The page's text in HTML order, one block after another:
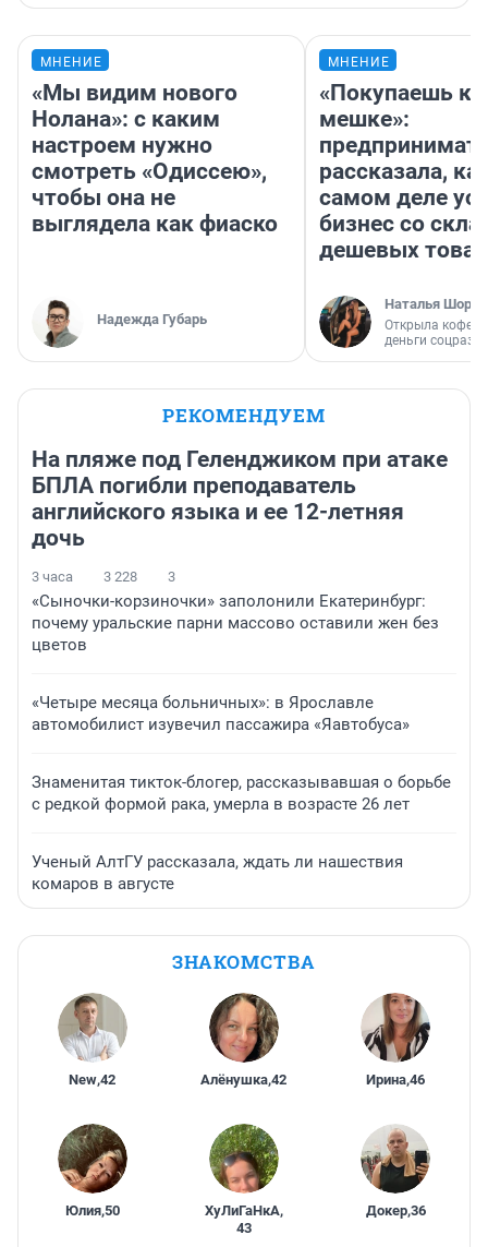
МНЕНИЕ
«Мы видим нового
Нолана»: с каким
настроем нужно
смотреть «Одиссею»,
чтобы она не
выглядела как фиаско
Надежда Губарь
МНЕНИЕ
«Покупаешь
мешке»:
рассказала,
самом деле
бизнес со
дешевых
Наталья
Открыла
деньги
РЕКОМЕНДУЕМ
На пляже под Геленджиком при атаке
БПЛА погибли преподаватель
английского языка и ее 12-летняя
дочь
3 часа 3 228 3
«Сыночки-корзиночки» заполонили Екатеринбург:
почему уральские парни массово оставили жен без
цветов
«Четыре месяца больничных»: в Ярославле
автомобилист изувечил пассажира «Яавтобуса»
Знаменитая тикток-блогер, рассказывавшая о борьбе
с редкой формой рака, умерла в возрасте 26 лет
Ученый АлтГУ рассказала, ждать ли нашествия
комаров в августе
ЗНАКОМСТВА
New,42 Алёнушка,42 Ирина,46
Юлия,50 ХуЛиГаНкА,
43
Докер,36